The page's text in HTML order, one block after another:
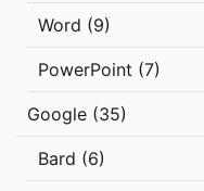
Word (9)
PowerPoint (7)
Google (35)
Bard (6)